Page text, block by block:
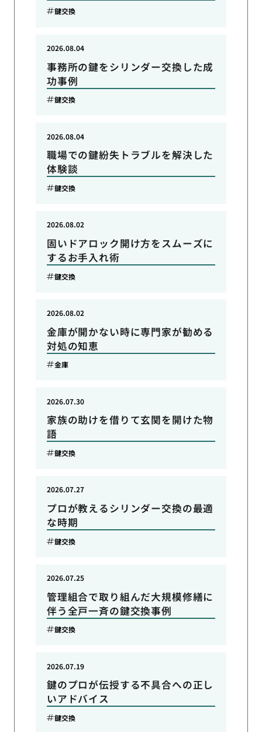
鍵交換
事務所の鍵をシリンダー交換した成
功事例
2026.08.04
鍵交換
職場での鍵紛失トラブルを解決した
体験談
2026.08.04
鍵交換
固いドアロック開け方をスムーズに
するお手入れ術
2026.08.02
鍵交換
金庫が開かない時に専門家が勧める
対処の知恵
2026.08.02
金庫
家族の助けを借りて玄関を開けた物
語
2026.07.30
鍵交換
プロが教えるシリンダー交換の最適
な時期
2026.07.27
鍵交換
管理組合で取り組んだ大規模修繕に
伴う全戸一斉の鍵交換事例
2026.07.25
鍵交換
鍵のプロが伝授する不具合への正し
いアドバイス
2026.07.19
鍵交換